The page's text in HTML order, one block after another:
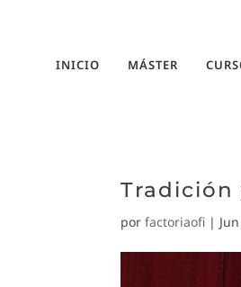
INICIO MÁSTER
porfactoriaofi |